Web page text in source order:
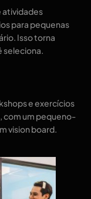
atividades
para pequenas
Isso torna
seleciona.
e exercícios
com um pequeno-
vision board.